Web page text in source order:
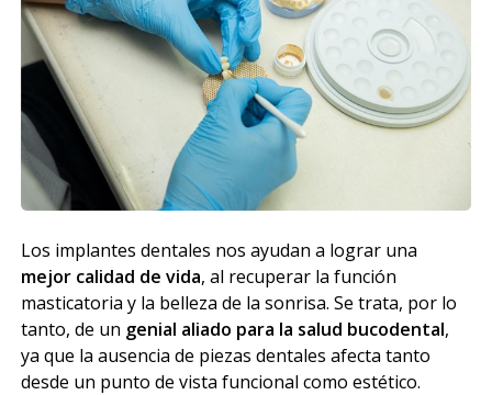
Los implantes dentales nos ayudan a lograr una
mejor calidad de vida, al recuperar la función
masticatoria y la belleza de la sonrisa. Se trata, por lo
tanto, de un genial aliado para la salud bucodental,
ya que la ausencia de piezas dentales afecta tanto
desde un punto de vista funcional como estético.